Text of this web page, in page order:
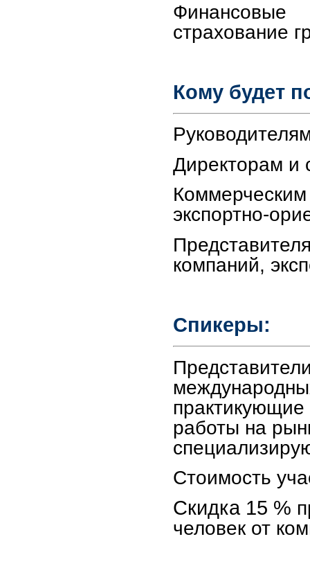
Финансовые
страхование
Кому будет
Директорам и
экспортно-
компаний,
Спикеры:
работы на
Стоимость
Скидка 15 %
человек от